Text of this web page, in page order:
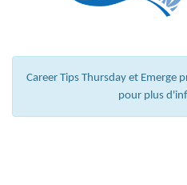
Career Tips Thursday et Emerge
pour plus